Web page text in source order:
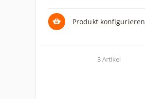
Produkt konfigurieren
3 Artikel